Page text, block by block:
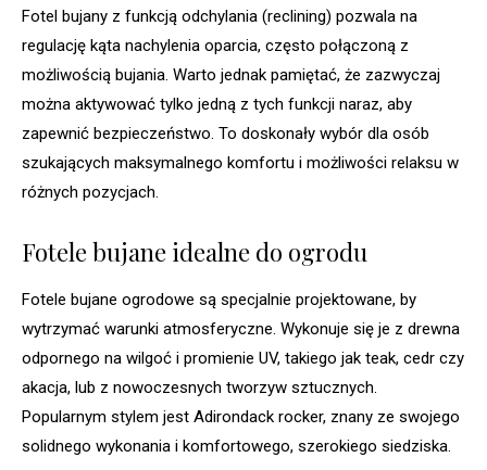
Fotel bujany z funkcją odchylania (reclining) pozwala na
regulację kąta nachylenia oparcia, często połączoną z
możliwością bujania. Warto jednak pamiętać, że zazwyczaj
można aktywować tylko jedną z tych funkcji naraz, aby
zapewnić bezpieczeństwo. To doskonały wybór dla osób
szukających maksymalnego komfortu i możliwości relaksu w
różnych pozycjach.
Fotele bujane idealne do ogrodu
Fotele bujane ogrodowe są specjalnie projektowane, by
wytrzymać warunki atmosferyczne. Wykonuje się je z drewna
odpornego na wilgoć i promienie UV, takiego jak teak, cedr czy
akacja, lub z nowoczesnych tworzyw sztucznych.
Popularnym stylem jest Adirondack rocker, znany ze swojego
solidnego wykonania i komfortowego, szerokiego siedziska.